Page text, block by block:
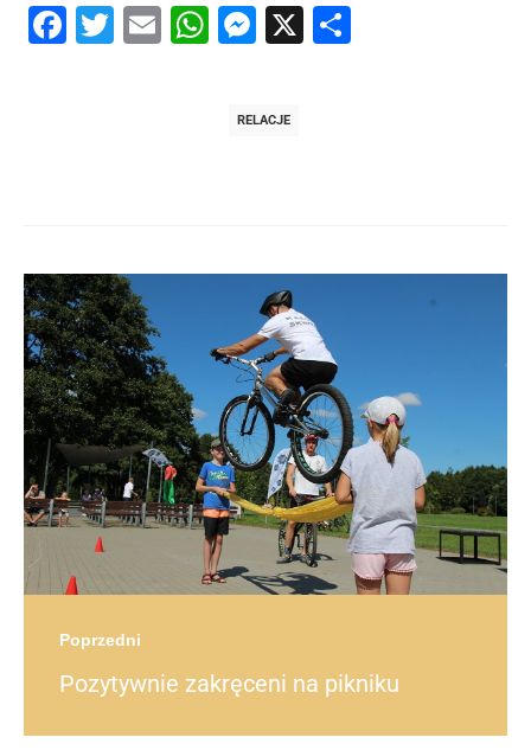
Facebook
Twitter
EmailWhatsApp
Messenger
X
RELACJE
Post
navigation
post
Poprzedni
Pozytywnie zakręceni na pikniku